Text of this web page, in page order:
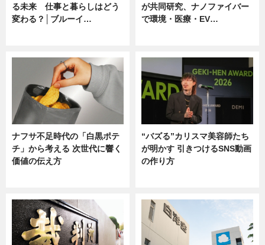
る未来 仕事と暮らしはどう
変わる？│ブルーイ…
が共同研究、ナノファイバー
で環境・医療・EV…
ナフサ不足時代の「白黒ポテ
チ」から考える 次世代に響く
価値の伝え方
“バズる”カリスマ美容師たち
が明かす 引きつけるSNS動画
の作り方